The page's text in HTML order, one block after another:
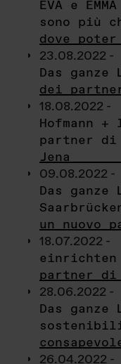
EVA e
sono più
dove
23.08.2022 -
Das ganze
dei
18.08.2022 -
Hofmann
partner di
Jena
09.08.2022 -
Das ganze
un nuovo
18.07.2022 -
partner di
28.06.2022 -
Das ganze
26.04.2022 -